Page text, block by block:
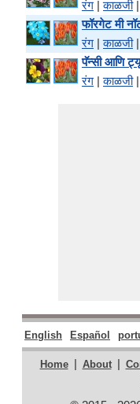
रंग |काळजी
फॉरगेट मी
रंग |काळजी
पॅन्सी आणि
रंग |काळजी
English Español
Home | About |